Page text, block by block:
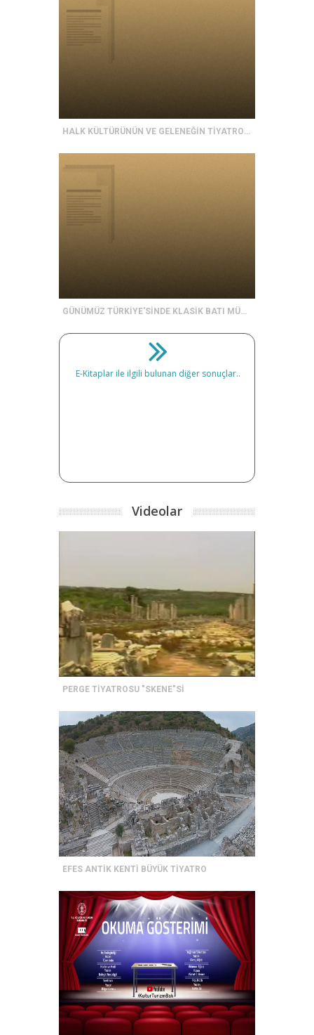
HALK KÜLTÜRÜNÜN VE GELENEĞİN TİYATRO SANATININ ARAÇLARIYLA YENİDEN ÜRETİMİ VE GELECEĞE TAŞINMASI
GÜNÜMÜZ TÜRKİYE'SİNDE KLASİK BATI MÜZİĞİ YAPILARI
E-Kitaplar ile ilgili bulunan diğer sonuçlar..
Videolar
PERGE TİYATROSU "SKENE"Sİ
EFES ANTİK KENTİ BÜYÜK TİYATRO